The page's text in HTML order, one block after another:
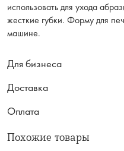
использовать для ухода
жесткие губки. Форму для
машине.
Для бизнеса
Доставка
Оплата
Похожие товары